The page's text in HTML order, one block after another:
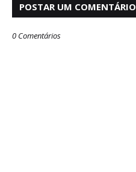
POSTAR UM COMENTÁRIO
0 Comentários